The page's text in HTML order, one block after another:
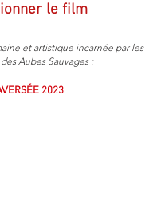
le film
et artistique incarnée par les
Aubes Sauvages :
2023